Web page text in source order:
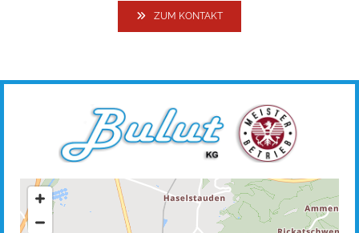
ZUM KONTAKT